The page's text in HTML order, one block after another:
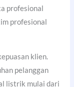
profesional
profesional
klien.
pelanggan
listrik mulai dari